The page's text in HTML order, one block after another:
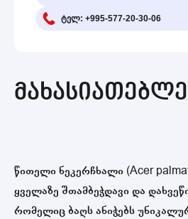
ტელ: +995-577-20-30-06
წითელი ნეკერჩხალი (Acer
ყველაზე შთამბეჭდავი და
რომელიც ბაღს ანიჭებს